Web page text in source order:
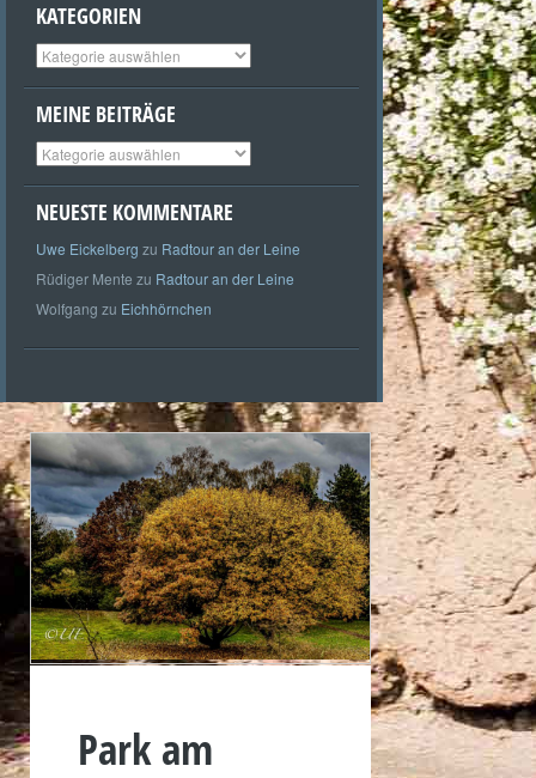
KATEGORIEN
Kategorien
MEINE BEITRÄGE
Meine
Beiträge
NEUESTE KOMMENTARE
Uwe Eickelberg zu Radtour an der Leine
Rüdiger Mente zu Radtour an der Leine
Wolfgang zu Eichhörnchen
Park am